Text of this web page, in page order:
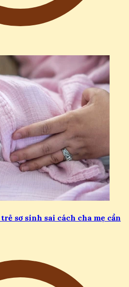
sơ sinh sai cách cha mẹ cần